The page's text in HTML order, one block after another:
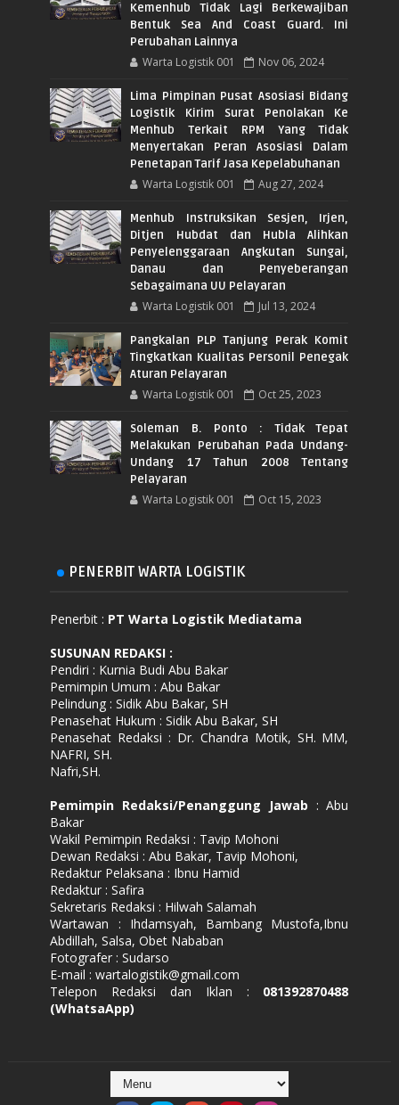
Kemenhub Tidak Lagi Berkewajiban
Bentuk Sea And Coast Guard. Ini
Perubahan Lainnya
Warta Logistik 001 Nov 06, 2024
Lima Pimpinan Pusat Asosiasi Bidang
Logistik Kirim Surat Penolakan Ke
Menhub Terkait RPM Yang Tidak
Menyertakan Peran Asosiasi Dalam
Penetapan Tarif Jasa Kepelabuhanan
Warta Logistik 001 Aug 27, 2024
Menhub Instruksikan Sesjen, Irjen,
Ditjen Hubdat dan Hubla Alihkan
Penyelenggaraan Angkutan Sungai,
Danau dan Penyeberangan
Sebagaimana UU Pelayaran
Warta Logistik 001 Jul 13, 2024
Pangkalan PLP Tanjung Perak Komit
Tingkatkan Kualitas Personil Penegak
Aturan Pelayaran
Warta Logistik 001 Oct 25, 2023
Soleman B. Ponto : Tidak Tepat
Melakukan Perubahan Pada Undang-
Undang 17 Tahun 2008 Tentang
Pelayaran
Warta Logistik 001 Oct 15, 2023
PENERBIT WARTA LOGISTIK
Penerbit : PT Warta Logistik Mediatama
SUSUNAN REDAKSI :
Pendiri : Kurnia Budi Abu Bakar
Pemimpin Umum : Abu Bakar
Pelindung : Sidik Abu Bakar, SH
Penasehat Hukum : Sidik Abu Bakar, SH
Penasehat Redaksi : Dr. Chandra Motik, SH. MM,
NAFRI, SH.
Nafri,SH.
Pemimpin Redaksi/Penanggung Jawab : Abu
Bakar
Wakil Pemimpin Redaksi : Tavip Mohoni
Dewan Redaksi : Abu Bakar, Tavip Mohoni,
Redaktur Pelaksana : Ibnu Hamid
Redaktur : Safira
Sekretaris Redaksi : Hilwah Salamah
Wartawan : Ihdamsyah, Bambang Mustofa,Ibnu
Abdillah, Salsa, Obet Nababan
Fotografer : Sudarso
E-mail : wartalogistik@gmail.com
Telepon Redaksi dan Iklan : 081392870488
(WhatsaApp)